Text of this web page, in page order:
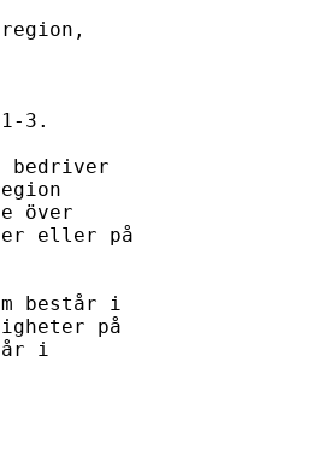
1-3.
bedriver
över
eller på
består i
på
i